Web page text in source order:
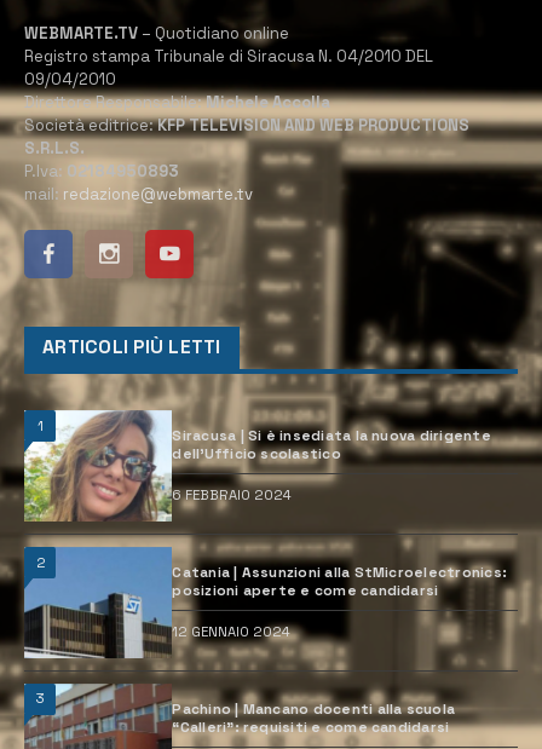
WEBMARTE.TV – Quotidiano online
Registro stampa Tribunale di Siracusa N. 04/2010 DEL
09/04/2010
Direttore Responsabile:Michele Accolla
Società editrice:KFP TELEVISION AND WEB PRODUCTIONS
S.R.L.S.
P.Iva: 02184950893
mail: redazione@webmarte.tv
ARTICOLI PIÙ LETTI
1
Siracusa | Si è insediata la nuova dirigente
dell’Ufficio scolastico
6 FEBBRAIO 2024
2
Catania | Assunzioni alla StMicroelectronics:
posizioni aperte e come candidarsi
12 GENNAIO 2024
3
Pachino | Mancano docenti alla scuola
“Calleri”: requisiti e come candidarsi